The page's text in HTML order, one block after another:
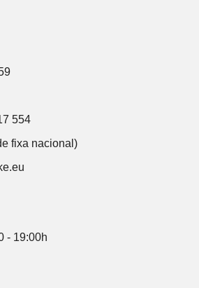
554
fixa nacional)
- 19:00h